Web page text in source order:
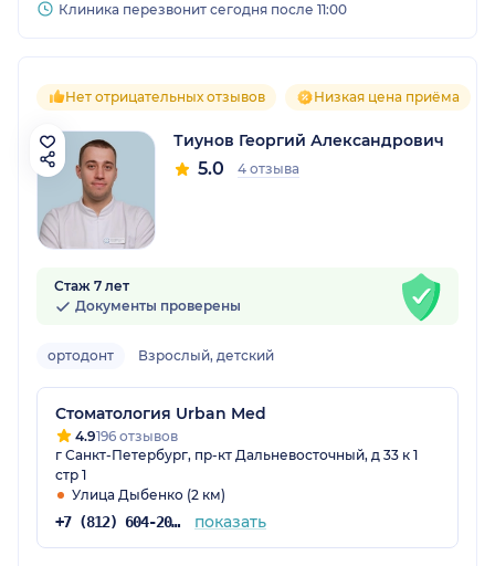
Клиника перезвонит сегодня после 11:00
Нет отрицательных отзывов Низкая цена приёма
Тиунов Георгий Александрович
5.0 4 отзыва
Стаж 7 лет
Документы проверены
ортодонт Взрослый, детский
Стоматология Urban Med
4.9196 отзывов
г Санкт-Петербург, пр-кт Дальневосточный, д 33 к 1
стр 1
Улица Дыбенко (2 км)
+7 (812) 604-20-55 показать